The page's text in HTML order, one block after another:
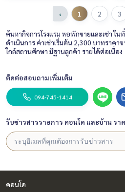
‹ 1 2 3
ค้นหากิจการโรงแรม หอพักขายและเช่า ใน
ดำเนินการ ค่าเช่าเริ่มต้น 2,300 บาทราคา
ใกล้สถานศึกษา มีฐานลูกค้า รายได้ต่อเนื่อง
ติดต่อสอบถามเพิ่มเติม
094-745-1414
รับข่าวสารรายการ คอนโด และบ้าน รา
คอนโด